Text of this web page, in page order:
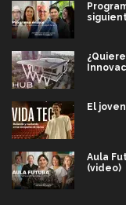
El
Aula
(video)